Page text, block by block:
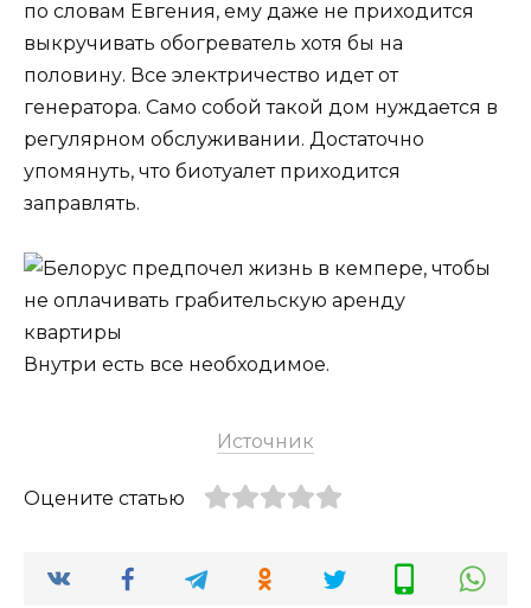
по словам Евгения, ему даже не приходится
выкручивать обогреватель хотя бы на
половину. Все электричество идет от
генератора. Само собой такой дом нуждается в
регулярном обслуживании. Достаточно
упомянуть, что биотуалет приходится
заправлять.
Внутри есть все необходимое.
Источник
Оцените статью